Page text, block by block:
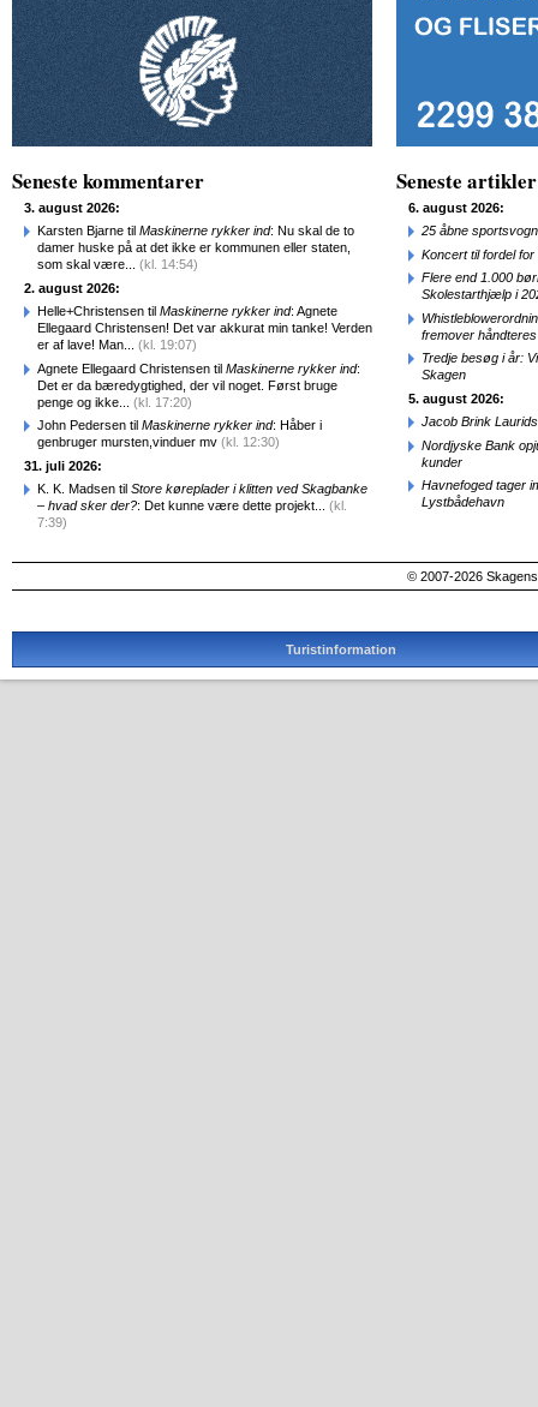
Seneste kommentarer
3. august 2026:
Karsten Bjarne til Maskinerne rykker ind: Nu skal de to
damer huske på at det ikke er kommunen eller staten,
som skal være... (kl. 14:54)
2. august 2026:
Helle+Christensen til Maskinerne rykker ind: Agnete
Ellegaard Christensen! Det var akkurat min tanke! Verden
er af lave! Man... (kl. 19:07)
Agnete Ellegaard Christensen til Maskinerne rykker ind:
Det er da bæredygtighed, der vil noget. Først bruge
penge og ikke... (kl. 17:20)
John Pedersen til Maskinerne rykker ind: Håber i
genbruger mursten,vinduer mv (kl. 12:30)
31. juli 2026:
K. K. Madsen til Store køreplader i klitten ved Skagbanke
– hvad sker der?: Det kunne være dette projekt... (kl.
7:39)
Seneste artikler
6. august 2026:
25 åbne
Koncert til fordel
Flere end 1.000
Skolestarthjælp i
fremover
Tredje besøg i år:
Skagen
5. august 2026:
Jacob Brink
Nordjyske Bank
kunder
Havnefoged tager
Lystbådehavn
© 2007-2026
Turistinformation